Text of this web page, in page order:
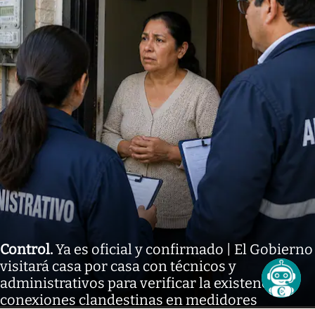
Control.Ya es oficial y confirmado | El Gobierno
visitará casa por casa con técnicos y
administrativos para verificar la existencia de
conexiones clandestinas en medidores